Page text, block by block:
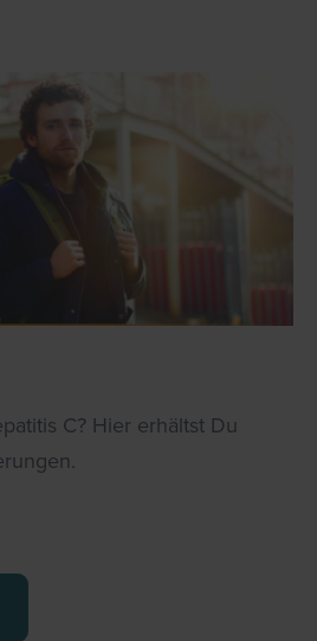
C? Hier erhältst Du